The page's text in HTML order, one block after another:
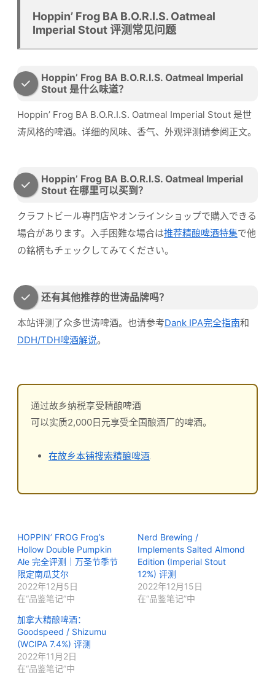
Hoppin’ Frog BA B.O.R.I.S. Oatmeal
Imperial Stout 评测常见问题
Hoppin’ Frog BA B.O.R.I.S. Oatmeal Imperial
Stout 是什么味道？
Hoppin’ Frog BA B.O.R.I.S. Oatmeal Imperial Stout 是世
涛风格的啤酒。详细的风味、香气、外观评测请参阅正文。
Hoppin’ Frog BA B.O.R.I.S. Oatmeal Imperial
Stout 在哪里可以买到？
クラフトビール専門店やオンラインショップで購入できる
場合があります。入手困難な場合は推荐精酿啤酒特集で他
の銘柄もチェックしてみてください。
还有其他推荐的世涛品牌吗？
本站评测了众多世涛啤酒。也请参考Dank IPA完全指南和
DDH/TDH啤酒解说。
通过故乡纳税享受精酿啤酒
可以实质2,000日元享受全国酿酒厂的啤酒。
在故乡本铺搜索精酿啤酒
HOPPIN’ FROG Frog’s
Hollow Double Pumpkin
Ale 完全评测｜万圣节季节
限定南瓜艾尔
2022年12月5日
在“品鉴笔记”中
Nerd Brewing /
Implements Salted Almond
Edition (Imperial Stout
12%) 评测
2022年12月15日
在“品鉴笔记”中
加拿大精酿啤酒：
Goodspeed / Shizumu
(WCIPA 7.4%) 评测
2022年11月2日
在“品鉴笔记”中